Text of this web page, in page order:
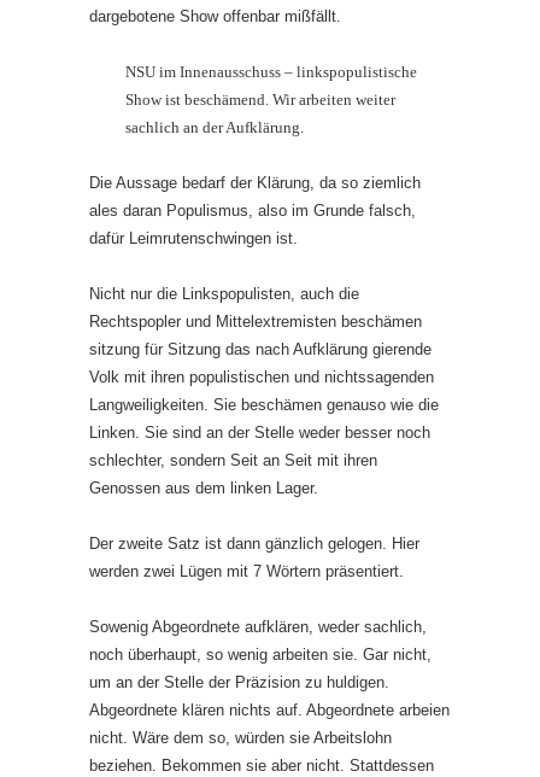
dargebotene Show offenbar mißfällt.
NSU im Innenausschuss – linkspopulistische
Show ist beschämend. Wir arbeiten weiter
sachlich an der Aufklärung.
Die Aussage bedarf der Klärung, da so ziemlich
ales daran Populismus, also im Grunde falsch,
dafür Leimrutenschwingen ist.
Nicht nur die Linkspopulisten, auch die
Rechtspopler und Mittelextremisten beschämen
sitzung für Sitzung das nach Aufklärung gierende
Volk mit ihren populistischen und nichtssagenden
Langweiligkeiten. Sie beschämen genauso wie die
Linken. Sie sind an der Stelle weder besser noch
schlechter, sondern Seit an Seit mit ihren
Genossen aus dem linken Lager.
Der zweite Satz ist dann gänzlich gelogen. Hier
werden zwei Lügen mit 7 Wörtern präsentiert.
Sowenig Abgeordnete aufklären, weder sachlich,
noch überhaupt, so wenig arbeiten sie. Gar nicht,
um an der Stelle der Präzision zu huldigen.
Abgeordnete klären nichts auf. Abgeordnete arbeien
nicht. Wäre dem so, würden sie Arbeitslohn
beziehen. Bekommen sie aber nicht. Stattdessen